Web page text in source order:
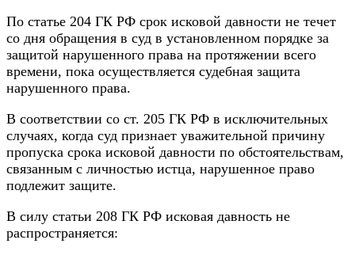
По статье 204 ГК РФ срок исковой давности не течет
со дня обращения в суд в установленном порядке за
защитой нарушенного права на протяжении всего
времени, пока осуществляется судебная защита
нарушенного права.
В соответствии со ст. 205 ГК РФ в исключительных
случаях, когда суд признает уважительной причину
пропуска срока исковой давности по обстоятельствам,
связанным с личностью истца, нарушенное право
подлежит защите.
В силу статьи 208 ГК РФ исковая давность не
распространяется: